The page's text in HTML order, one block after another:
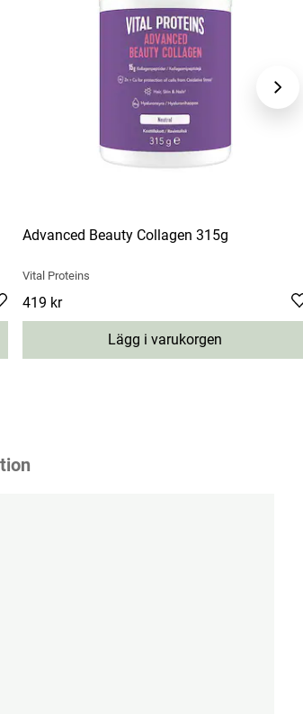
Advanced Beauty Collagen 315g
Vital Proteins
Pris :419 kr
419 kr
Lägg i varukorgen